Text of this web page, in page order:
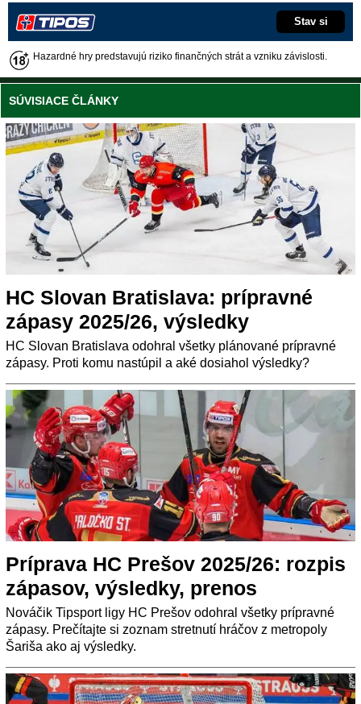
Stav si
Hazardné hry predstavujú riziko finančných strát a vzniku závislosti.
SÚVISIACE ČLÁNKY
HC Slovan Bratislava: prípravné
zápasy 2025/26, výsledky
HC Slovan Bratislava odohral všetky plánované prípravné
zápasy. Proti komu nastúpil a aké dosiahol výsledky?
Príprava HC Prešov 2025/26: rozpis
zápasov, výsledky, prenos
Nováčik Tipsport ligy HC Prešov odohral všetky prípravné
zápasy. Prečítajte si zoznam stretnutí hráčov z metropoly
Šariša ako aj výsledky.